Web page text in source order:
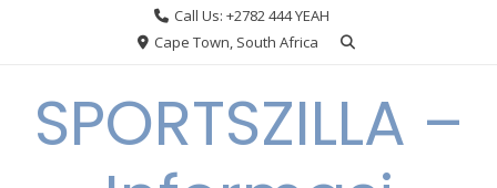
Call Us: +2782 444 YEAH
Cape Town, South Africa
SPORTSZILLA –